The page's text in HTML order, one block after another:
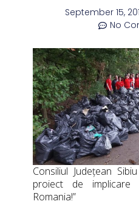
September 15,
No
Consiliul Județean Sibiu
proiect de implicare
Romania!”